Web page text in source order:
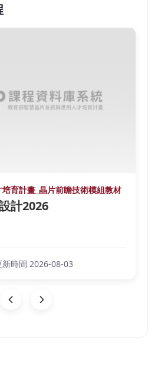
育計畫_晶片前瞻技術模組教材
計2026
新時間 2026-08-03